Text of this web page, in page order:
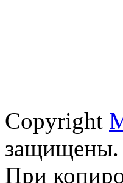
Copyright
защищены.
При